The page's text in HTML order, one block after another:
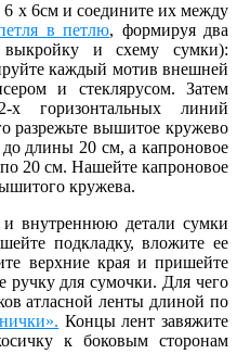
6 x 6см и соедините их между
в петлю, формируя два
выкройку и схему сумки):
каждый мотив внешней
и стеклярусом. Затем
горизонтальных линий
разрежьте вышитое кружево
длины 20 см, а капроновое
20 см. Нашейте капроновое
кружева.
внутреннюю детали сумки
подкладку, вложите ее
верхние края и пришейте
для сумочки. Для чего
атласной ленты длиной по
Концы лент завяжите
к боковым сторонам